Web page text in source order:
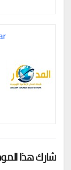
شارك هذا